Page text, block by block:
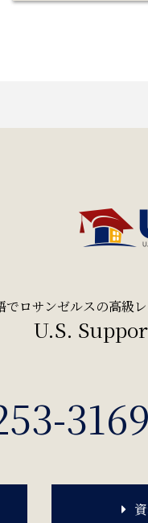
でロサンゼルスの高級
U.S.
3169